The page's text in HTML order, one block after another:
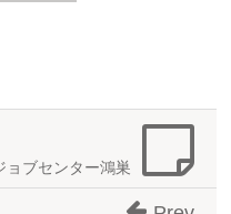
ブセンター鴻巣